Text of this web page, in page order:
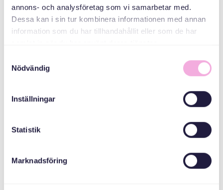
annons- och analysföretag som vi samarbetar med.
Dessa kan i sin tur kombinera informationen med annan
information som du har tillhandahållit eller som de har
Nödvändig
Inställningar
Statistik
Marknadsföring
bokningen@svenskamedbaby.se